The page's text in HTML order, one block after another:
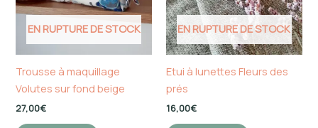
EN RUPTURE DE STOCK
Trousse à maquillage
Volutes sur fond beige
27,00€
EN RUPTURE DE STOCK
Etui à lunettes Fleurs des
prés
16,00€